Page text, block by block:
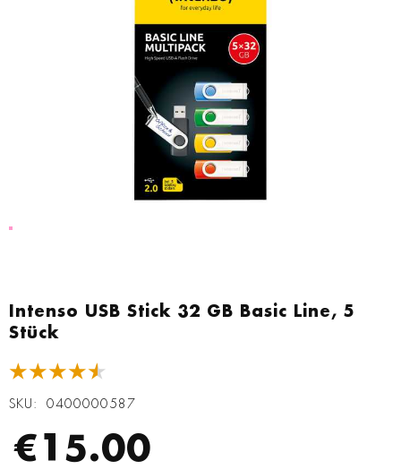
Intenso USB Stick 32 GB Basic Line, 5
Stück
★★★★★
SKU 0400000587
€15.00
Anfang
der
springen